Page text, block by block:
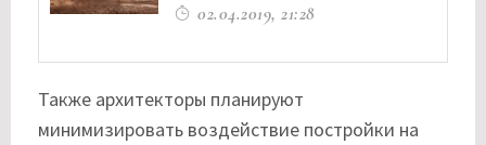
02.04.2019, 21:28
Также архитекторы планируют
минимизировать воздействие постройки на